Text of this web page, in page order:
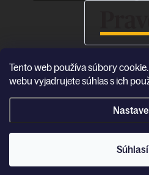
Tento web používa súbory
webu vyjadrujete súhlas s ich
Katea .